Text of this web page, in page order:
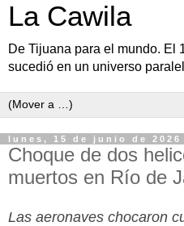
La Cawila
De Tijuana para el mundo. El
sucedió en un universo
lunes, 15 de junio de 2026
Choque de dos
muertos en Río de
Las aeronaves chocaron